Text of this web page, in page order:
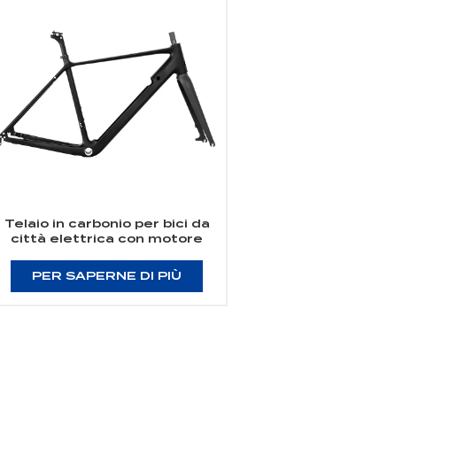
Telaio in carbonio per bici da
città elettrica con motore
PER SAPERNE DI PIÙ